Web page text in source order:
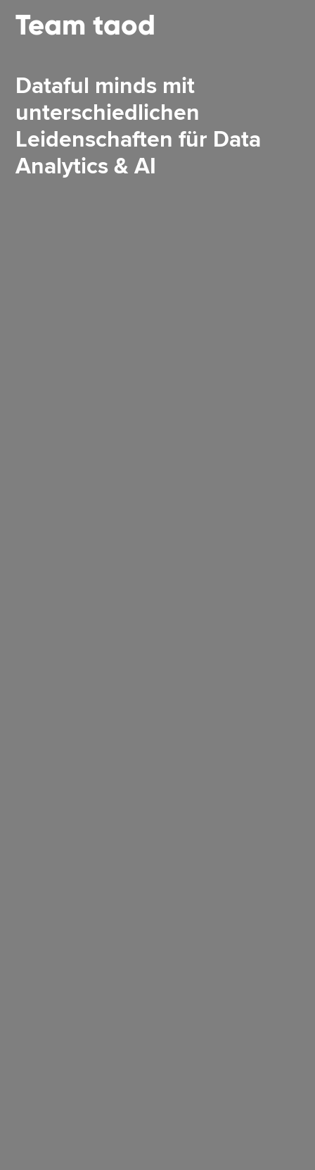
Team taod
Dataful minds mit
unterschiedlichen
Leidenschaften für Data
Analytics & AI